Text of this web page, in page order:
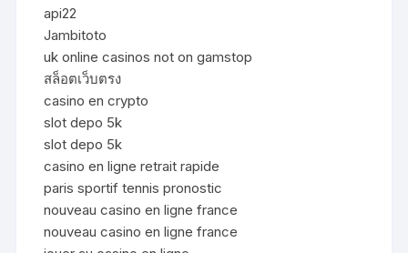
api22
Jambitoto
uk online casinos not on gamstop
สล็อตเว็บตรง
casino en crypto
slot depo 5k
slot depo 5k
casino en ligne retrait rapide
paris sportif tennis pronostic
nouveau casino en ligne france
nouveau casino en ligne france